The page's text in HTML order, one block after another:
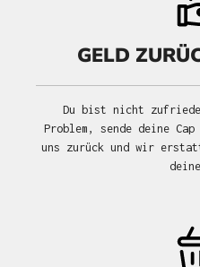
GELD
Du bist nicht
Problem, sende deine
uns zurück und wir